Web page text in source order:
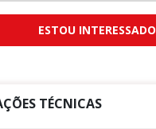
ESTOU INTERESSADO
TÉCNICAS